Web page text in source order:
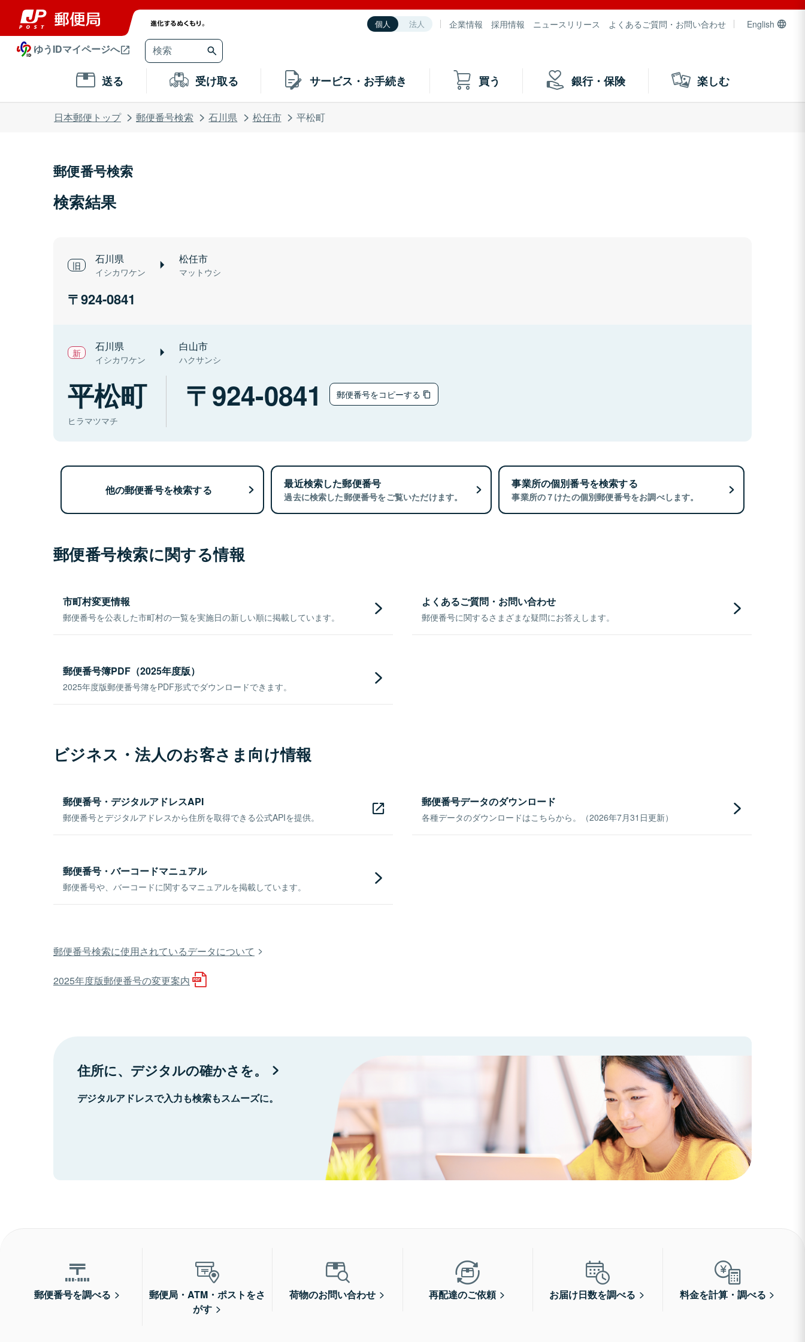
個人 法人 企業情報 採用情報 ニュースリリース よくあるご質問・お問い合わせ English
ゆうIDマイページへ
送る 受け取る サービス・お手続き 買う 銀行・保険 楽しむ
日本郵便トップ 郵便番号検索 石川県 松任市 平松町
郵便番号検索
検索結果
石川県
イシカワケン
松任市
マットウシ
924-0841
石川県
イシカワケン
白山市
ハクサンシ
平松町
ヒラマツマチ
924-0841 郵便番号をコピーする
他の郵便番号を検索する 最近検索した郵便番号
過去に検索した郵便番号をご覧いただけます。
事業所の個別番号を検索する
事業所の７けたの個別郵便番号をお調べします。
郵便番号検索に関する情報
市町村変更情報
郵便番号を公表した市町村の一覧を実施日の新しい順に掲載しています。
よくあるご質問・お問い合わせ
郵便番号に関するさまざまな疑問にお答えします。
郵便番号簿PDF（2025年度版）
2025年度版郵便番号簿をPDF形式でダウンロードできます。
ビジネス・法人のお客さま向け情報
郵便番号・デジタルアドレスAPI
郵便番号とデジタルアドレスから住所を取得できる公式APIを提供。
郵便番号データのダウンロード
各種データのダウンロードはこちらから。（2026年7月31日更新）
郵便番号・バーコードマニュアル
郵便番号や、バーコードに関するマニュアルを掲載しています。
郵便番号検索に使用されているデータについて
2025年度版郵便番号の変更案内
住所に、デジタルの確かさを。
デジタルアドレスで入力も検索もスムーズに。
郵便番号を調べる
郵便局・ATM・ポストをさ
がす
荷物のお問い合わせ 再配達のご依頼 お届け日数を調べる 料金を計算・調べる